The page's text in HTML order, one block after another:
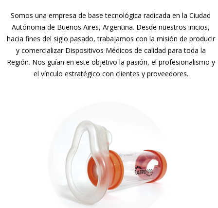
Somos una empresa de base tecnológica radicada en la Ciudad
Autónoma de Buenos Aires, Argentina. Desde nuestros inicios,
hacia fines del siglo pasado, trabajamos con la misión de producir
y comercializar Dispositivos Médicos de calidad para toda la
Región. Nos guían en este objetivo la pasión, el profesionalismo y
el vínculo estratégico con clientes y proveedores.